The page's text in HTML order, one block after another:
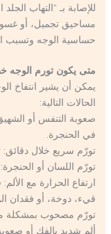
للإصابة بـ “التهاب
مساحيق تجميل، أو
حساسية الوجه وتسبب
متى يكون تورم الوجه
يمكن أن يشير انتفاخ
الحالات التالية:
صعوبة التنفس أو
في الحنجرة.
تورّم سريع خلال
تورّم اللسان أو
ارتفاع الحرارة مع
قيء، دوخة، أو
تورّم مصحوب بمشكلة
ألم شديد بالفك أو